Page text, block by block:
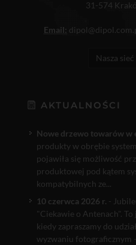
31-574
Email:
Nasza
AKTUALNOŚCI
Nowe drzewo towarów w
produkty w obrębie
pojawiła się możliwość
produktowej pod kątem
kompatybilnych ze...
10 czerwca 2026 r. -
"Ciekawie o Antenach".
kiedy zapraszamy do
wyzwaniu fotograficznym